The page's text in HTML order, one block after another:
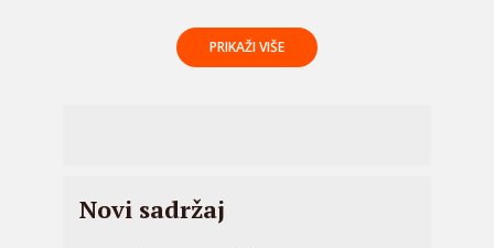
Novi sadržaj
PRIKAŽI VIŠE